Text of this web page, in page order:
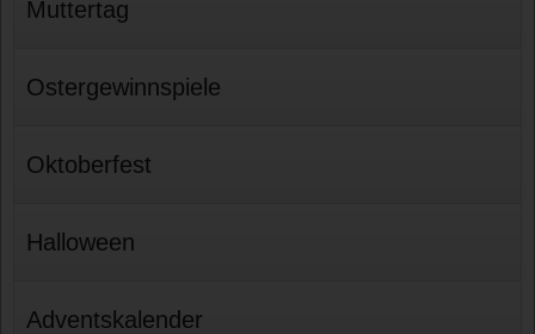
Muttertag
Ostergewinnspiele
Oktoberfest
Halloween
Adventskalender